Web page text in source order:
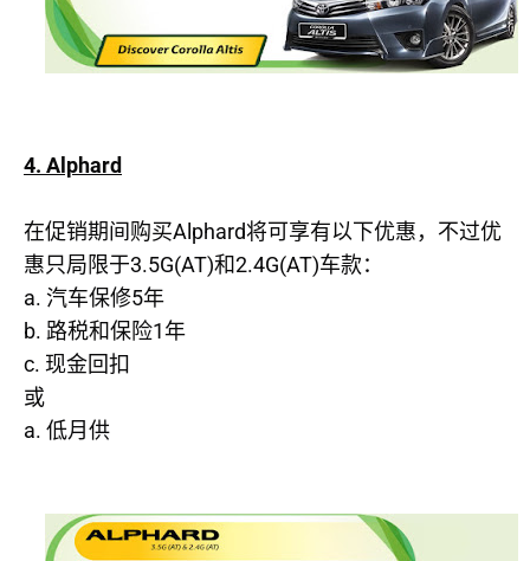
4. Alphard
在促销期间购买Alphard将可享有以下优惠，不过优
惠只局限于3.5G(AT)和2.4G(AT)车款：
a. 汽车保修5年
b. 路税和保险1年
c. 现金回扣
或
a. 低月供